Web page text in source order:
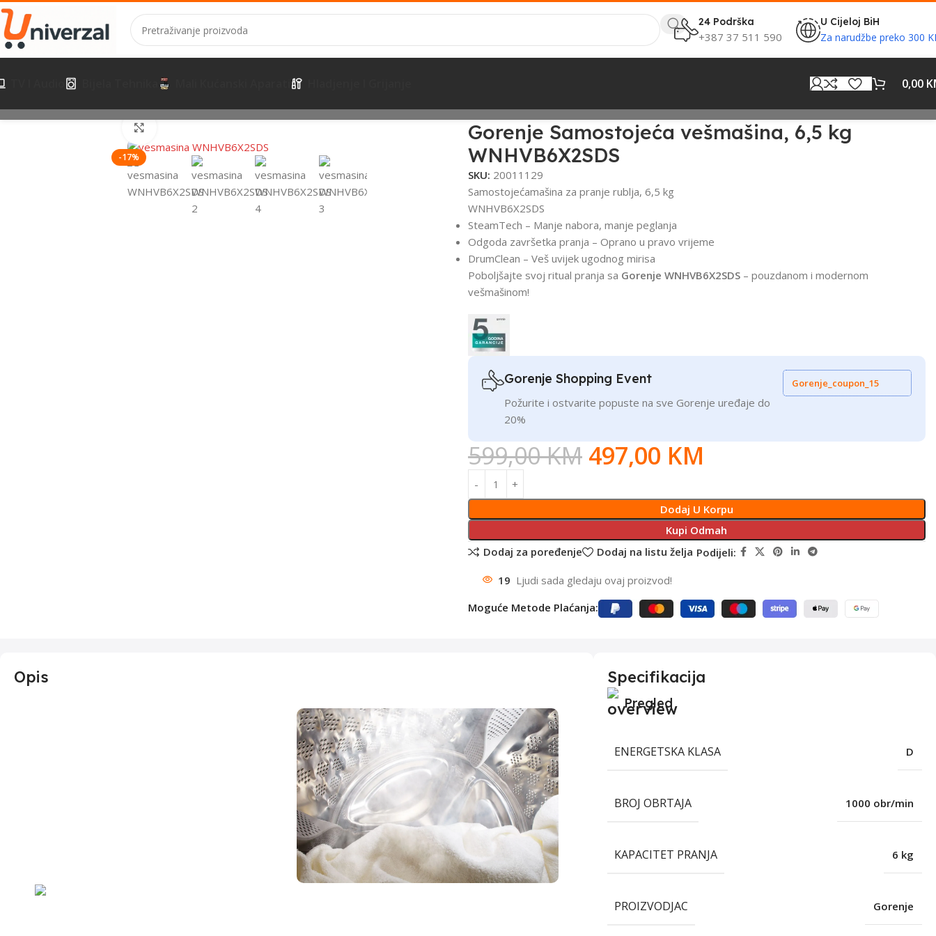
24 Podrška
+387 37 511 590
U Cijeloj BiH
Za narudžbe preko 300
0,00
Početna Bijela Tehnika Pranje posuđa Samostojeće mašine za suđe Gorenje Samostojeća vešmašina, 6,5 kg WNHVB6X2SDS
-17%
Gorenje Samostojeća vešmašina, 6,5 kg
WNHVB6X2SDS
SKU: 20011129
Samostojećamašina za pranje rublja, 6,5 kg
WNHVB6X2SDS
SteamTech – Manje nabora, manje peglanja
Odgoda završetka pranja – Oprano u pravo vrijeme
DrumClean – Veš uvijek ugodnog mirisa
Poboljšajte svoj ritual pranja sa Gorenje WNHVB6X2SDS– pouzdanom i modernom
vešmašinom!
Gorenje Shopping Event
Požurite i ostvarite popuste na sve Gorenje uređaje do
20%
Gorenje_coupon_15
599,00KM 497,00 KM
Dodaj U Korpu
Kupi Odmah
Dodaj za poređenje
Dodaj na listu želja Podijeli:
19 Ljudi sada gledaju ovaj proizvod!
Moguće Metode Plaćanja:
Opis Specifikacija
Pregled
ENERGETSKA KLASA D
BROJ OBRTAJA 1000 obr/min
KAPACITET PRANJA 6 kg
PROIZVODJAC Gorenje